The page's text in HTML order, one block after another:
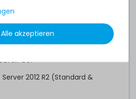
LTS
CU2
CU1
2012 R2 (Standard &
Alle akzeptieren